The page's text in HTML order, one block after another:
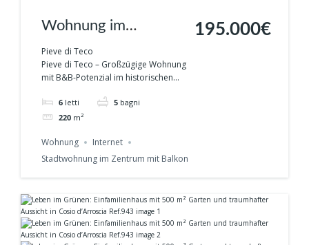
Wohnung im
Historischer Palazzo
mit 5 Gästezimmern
– Wohnen &
Vermieten in Pieve di
Teco Ref. 945
Pieve di Teco
Pieve di Teco – Großzügige Wohnung
mit B&B-Potenzial im historischen...
6 letti 5 bagni
220 m²
195.000€
Wohnung
Internet
Stadtwohnung im Zentrum mit Balkon